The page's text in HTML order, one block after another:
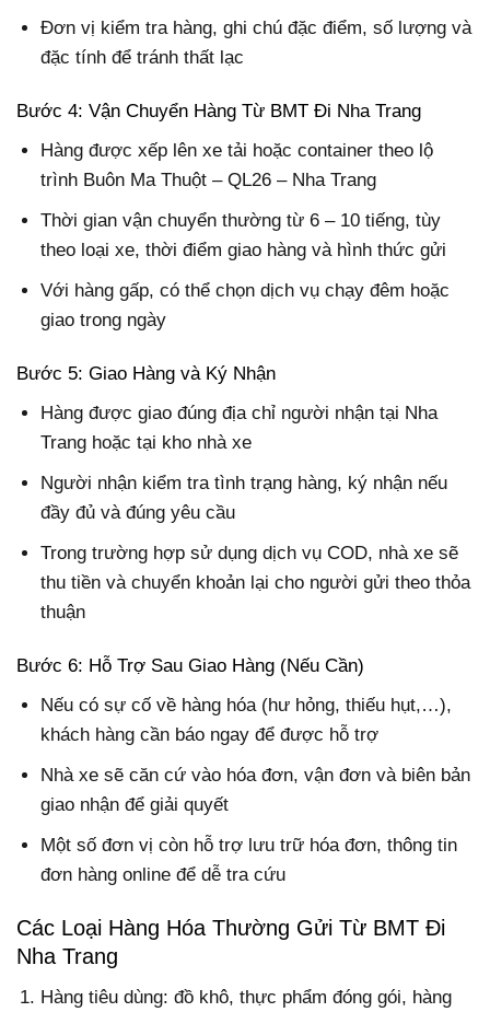
Đơn vị kiểm tra hàng, ghi chú đặc điểm, số lượng và
đặc tính để tránh thất lạc
Bước 4: Vận Chuyển Hàng Từ BMT Đi Nha Trang
Hàng được xếp lên xe tải hoặc container theo lộ
trình Buôn Ma Thuột – QL26 – Nha Trang
Thời gian vận chuyển thường từ 6 – 10 tiếng, tùy
theo loại xe, thời điểm giao hàng và hình thức gửi
Với hàng gấp, có thể chọn dịch vụ chạy đêm hoặc
giao trong ngày
Bước 5: Giao Hàng và Ký Nhận
Hàng được giao đúng địa chỉ người nhận tại Nha
Trang hoặc tại kho nhà xe
Người nhận kiểm tra tình trạng hàng, ký nhận nếu
đầy đủ và đúng yêu cầu
Trong trường hợp sử dụng dịch vụ COD, nhà xe sẽ
thu tiền và chuyển khoản lại cho người gửi theo thỏa
thuận
Bước 6: Hỗ Trợ Sau Giao Hàng (Nếu Cần)
Nếu có sự cố về hàng hóa (hư hỏng, thiếu hụt,…),
khách hàng cần báo ngay để được hỗ trợ
Nhà xe sẽ căn cứ vào hóa đơn, vận đơn và biên bản
giao nhận để giải quyết
Một số đơn vị còn hỗ trợ lưu trữ hóa đơn, thông tin
đơn hàng online để dễ tra cứu
Các Loại Hàng Hóa Thường Gửi Từ BMT Đi
Nha Trang
Hàng tiêu dùng: đồ khô, thực phẩm đóng gói, hàng